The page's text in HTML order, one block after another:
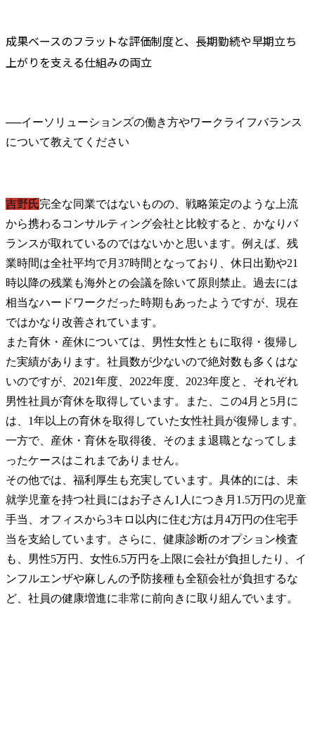
成果ベースのフラットな評価制度と、長期勤続や早期立ち
上がりを支える仕組みの両立
──イーソリューションズの働き方やワークライフバランス
吉野氏完全な同業ではないものの、戦略策定のような上流
から携わるコンサルティング会社と比較すると、かなりバ
ランスが取れているのではないかと思います。例えば、残
業時間は全社平均で月37時間となっており、休日出勤や21
時以降の残業も海外との会議を除いて原則禁止。過去には
相当なハードワークだった時期もあったようですが、現在
ではかなり改善されています。
また育休・産休については、男性女性ともに取得・復帰し
た実績があります。社員数が少ないので絶対数も多くはな
いのですが、2021年度、2022年度、2023年度と、それぞれ
男性社員が育休を取得しています。また、この4月と5月に
は、1年以上の育休を取得していた女性社員が復帰します。
一方で、産休・育休を取得後、そのまま退職となってしま
ったケースはこれまでありません。
その他では、福利厚生も充実しています。具体的には、未
就学児童を持つ社員にはお子さん1人につき月1.5万円の児童
手当、オフィスから3キロ以内に住む方は月4万円の住宅手
当を支給しています。さらに、健康診断のオプション検査
も、男性5万円、女性6.5万円を上限に会社が負担したり、イ
ンフルエンザや麻しんの予防接種も全額会社が負担するな
ど、社員の健康増進に非常に前向きに取り組んでいます。